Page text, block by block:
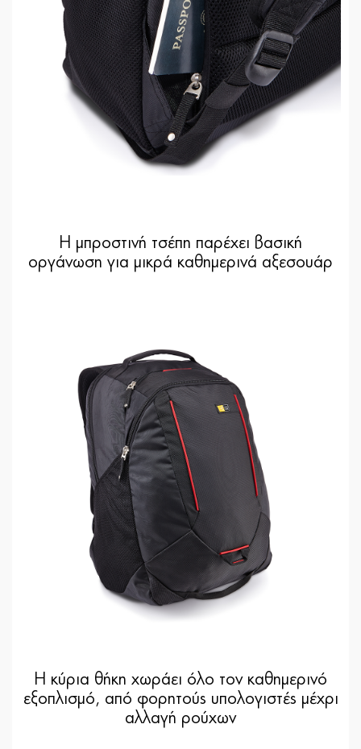
Η μπροστινή τσέπη παρέχει βασική
οργάνωση για μικρά καθημερινά αξεσουάρ
Η κύρια θήκη χωράει όλο τον καθημερινό
εξοπλισμό, από φορητούς υπολογιστές μέχρι
αλλαγή ρούχων